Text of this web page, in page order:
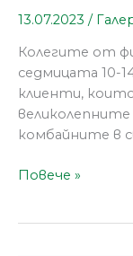
13.07.2023 /
Колегите от
седмицата 10-
клиенти,
комбайните в
Повече »